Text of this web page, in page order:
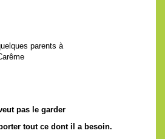
parents à
pas le garder
tout ce dont il a besoin.